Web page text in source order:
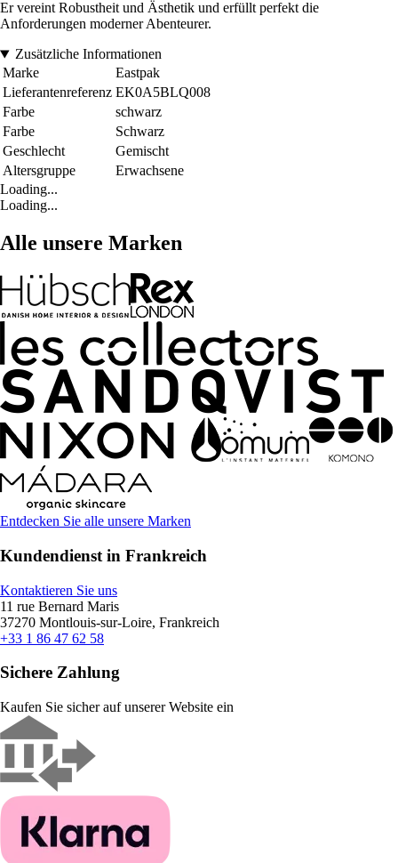
Er vereint Robustheit und Ästhetik und erfüllt perfekt die
Anforderungen moderner Abenteurer.
Zusätzliche Informationen
Marke
Eastpak
Lieferantenreferenz EK0A5BLQ008
Farbe
schwarz
Farbe
Schwarz
Geschlecht
Gemischt
Altersgruppe
Erwachsene
Loading...
Loading...
Alle unsere Marken
Entdecken Sie alle unsere Marken
Kundendienst in Frankreich
Kontaktieren Sie uns
11 rue Bernard Maris
37270 Montlouis-sur-Loire, Frankreich
+33 1 86 47 62 58
Sichere Zahlung
Kaufen Sie sicher auf unserer Website ein